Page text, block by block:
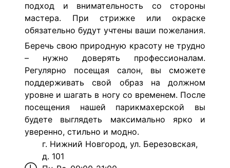
подход и внимательность со стороны
мастера. При стрижке или окраске
обязательно будут учтены ваши пожелания.
Беречь свою природную красоту не трудно
– нужно доверять профессионалам.
Регулярно посещая салон, вы сможете
поддерживать свой образ на должном
уровне и шагать в ногу со временем. После
посещения нашей парикмахерской вы
будете выглядеть максимально ярко и
уверенно, стильно и модно.
г. Нижний Новгород, ул. Березовская,
д. 101